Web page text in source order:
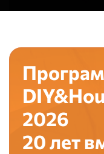
2026
20 лет